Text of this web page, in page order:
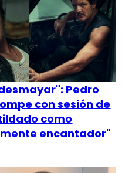
Pedro
con sesión de
como
encantador"